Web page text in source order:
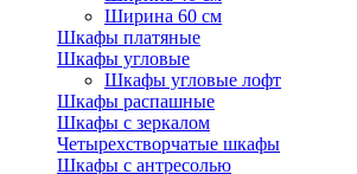
Ширина 60 см
Шкафы платяные
Шкафы угловые
Шкафы угловые лофт
Шкафы распашные
Шкафы с зеркалом
Четырехстворчатые шкафы
Шкафы с антресолью